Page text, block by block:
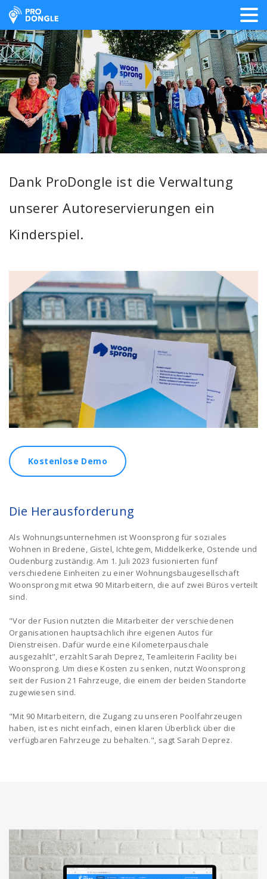
ProDongle Track & Trace
Dank ProDongle ist die Verwaltung
unserer Autoreservierungen ein
Kinderspiel.
Kostenlose Demo
Die Herausforderung
Als Wohnungsunternehmen ist Woonsprong für soziales
Wohnen in Bredene, Gistel, Ichtegem, Middelkerke, Ostende und
Oudenburg zuständig. Am 1. Juli 2023 fusionierten fünf
verschiedene Einheiten zu einer Wohnungsbaugesellschaft
Woonsprong mit etwa 90 Mitarbeitern, die auf zwei Büros verteilt
sind.
"Vor der Fusion nutzten die Mitarbeiter der verschiedenen
Organisationen hauptsächlich ihre eigenen Autos für
Dienstreisen. Dafür wurde eine Kilometerpauschale
ausgezahlt", erzählt Sarah Deprez, Teamleiterin Facility bei
Woonsprong. Um diese Kosten zu senken, nutzt Woonsprong
seit der Fusion 21 Fahrzeuge, die einem der beiden Standorte
zugewiesen sind.
"Mit 90 Mitarbeitern, die Zugang zu unseren Poolfahrzeugen
haben, ist es nicht einfach, einen klaren Überblick über die
verfügbaren Fahrzeuge zu behalten.", sagt Sarah Deprez.